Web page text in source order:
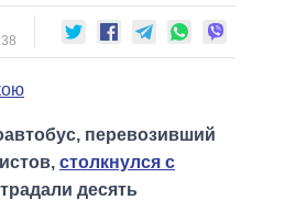
ОФИС
ВИДЕО
перевозивший
столкнулся с
десять